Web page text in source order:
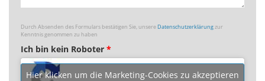
Durch Absenden des Formulars bestätigen Sie, unsereDatenschutzerklärungzur
Kenntnis genommen zu haben
Ich bin kein Roboter *
Hier klicken um die Marketing-Cookies zu akzeptieren